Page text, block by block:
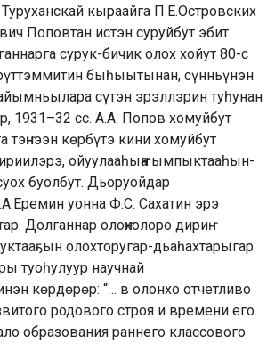
кыраайга П.Е.Островских
Поповтан истэн суруйбут эбит
сурук-бичик олох хойут 80-с
быһыытынан, сүнньүнэн
сүтэн эрэллэрин туһунан
1931–32 сс. А.А. Попов хомуйбут
тэҥнээн көрбүтэ кини хомуйбут
ойуулааһыҥҥа ымпыктааһын-
буолбут. Дьоруойдар
уонна Ф.С. Сахатин эрэ
Долганнар олоҥхолоро дириҥ
олохторугар-дьаһахтарыгар
туоһулуур научнай
көрдөрөр: “… в олонхо отчетливо
родового строя и времени его
образования раннего классового